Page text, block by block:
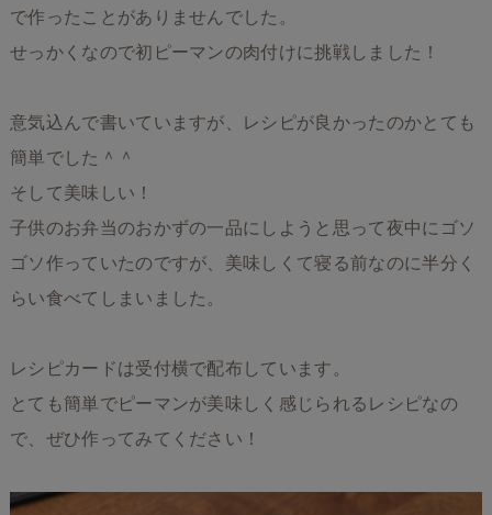
で作ったことがありませんでした。
せっかくなので初ピーマンの肉付けに挑戦しました！
意気込んで書いていますが、レシピが良かったのかとても
簡単でした＾＾
そして美味しい！
子供のお弁当のおかずの一品にしようと思って夜中にゴソ
ゴソ作っていたのですが、美味しくて寝る前なのに半分く
らい食べてしまいました。
レシピカードは受付横で配布しています。
とても簡単でピーマンが美味しく感じられるレシピなの
で、ぜひ作ってみてください！